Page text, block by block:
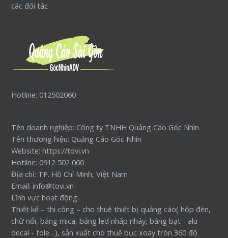
các đối tác
Hotline: 012502060
Tên doanh nghiệp: Công ty TNHH Quảng Cáo Góc Nhìn
Tên thương hiệu: Quảng Cáo Góc Nhìn
Website: https://tovi.vn
Hotline: 0912 502 060
Địa chỉ: TP. Hồ Chí Minh, Việt Nam
Email: info@tovi.vn
Lĩnh vực hoạt động:
Thiết kế – thi công – cho thuê thiết bị quảng cáo( hộp đèn,
chữ nổi, bảng mica, bảng led nhấp nháy, bảng bạt - alu -
decal - tole…), sản xuất cho thuê bục xoay tròn 360 độ